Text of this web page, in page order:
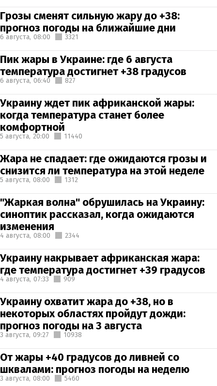
Грозы сменят сильную жару до +38:
прогноз погоды на ближайшие дни
6 августа, 08:00 3321
Пик жары в Украине: где 6 августа
температура достигнет +38 градусов
6 августа, 06:40 827
Украину ждет пик африканской жары:
когда температура станет более
комфортной
5 августа, 20:00 11440
Жара не спадает: где ожидаются грозы и
снизится ли температура на этой неделе
5 августа, 08:00 1312
"Жаркая волна" обрушилась на Украину:
синоптик рассказал, когда ожидаются
изменения
4 августа, 08:00 2344
Украину накрывает африканская жара:
где температура достигнет +39 градусов
4 августа, 07:33 909
Украину охватит жара до +38, но в
некоторых областях пройдут дожди:
прогноз погоды на 3 августа
3 августа, 09:27 10938
От жары +40 градусов до ливней со
шквалами: прогноз погоды на неделю
3 августа, 08:00 5460